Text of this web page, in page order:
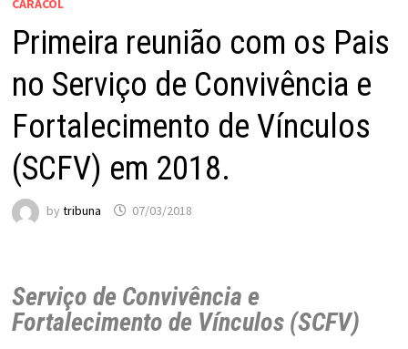
CARACOL
Primeira reunião com os Pais
no Serviço de Convivência e
Fortalecimento de Vínculos
(SCFV) em 2018.
by tribuna 07/03/2018
Serviço de Convivência e
Fortalecimento de Vínculos (SCFV)